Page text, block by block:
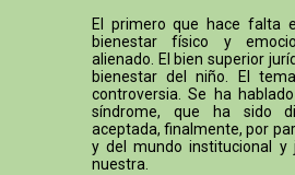
El primero que hace falta
bienestar físico y
alienado. El bien superior
bienestar del niño. El
controversia. Se ha
síndrome, que ha sido
aceptada, finalmente, por
y del mundo institucional y
nuestra.